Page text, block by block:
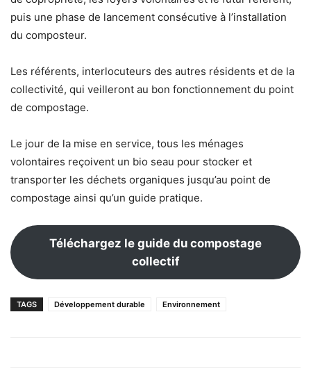
puis une phase de lancement consécutive à l’installation
du composteur.
Les référents, interlocuteurs des autres résidents et de la
collectivité, qui veilleront au bon fonctionnement du point
de compostage.
Le jour de la mise en service, tous les ménages
volontaires reçoivent un bio seau pour stocker et
transporter les déchets organiques jusqu’au point de
compostage ainsi qu’un guide pratique.
Téléchargez le guide du compostage
collectif
TAGS Développement durable Environnement